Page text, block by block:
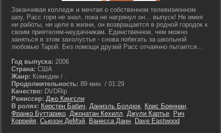
Заканчивая колледж и мечтая о собственном телевизионном
шоу, Расс горя не знал, пока не нагрянул он... выпуск! Не имея
ни работы, ни цели в жизни, он возвращается в родной городок к
своим приятелям-неудачникам. Единственное, чем можно
заняться в этом захолустье - снова побегать за школьной
любовью Тарой. Без помощи друзей Расс отчаянно пытается...
Год выпуска: 2006
Страна: США
Жанр: Комедии / .
Продолжительность: 89 мин. / 01:29
Качество: DVDRip
Режиссер: Джо Кингсли
В ролях: Керстен Бабич, Даниэль Болдюк, Крис Бреннан,
Франко Буттарико, Джонатан Кехилл, Джули Картье, Рич
Коррейя, Сьюзэн ДеМэй, Ванесса Данн, Dave Eastwood